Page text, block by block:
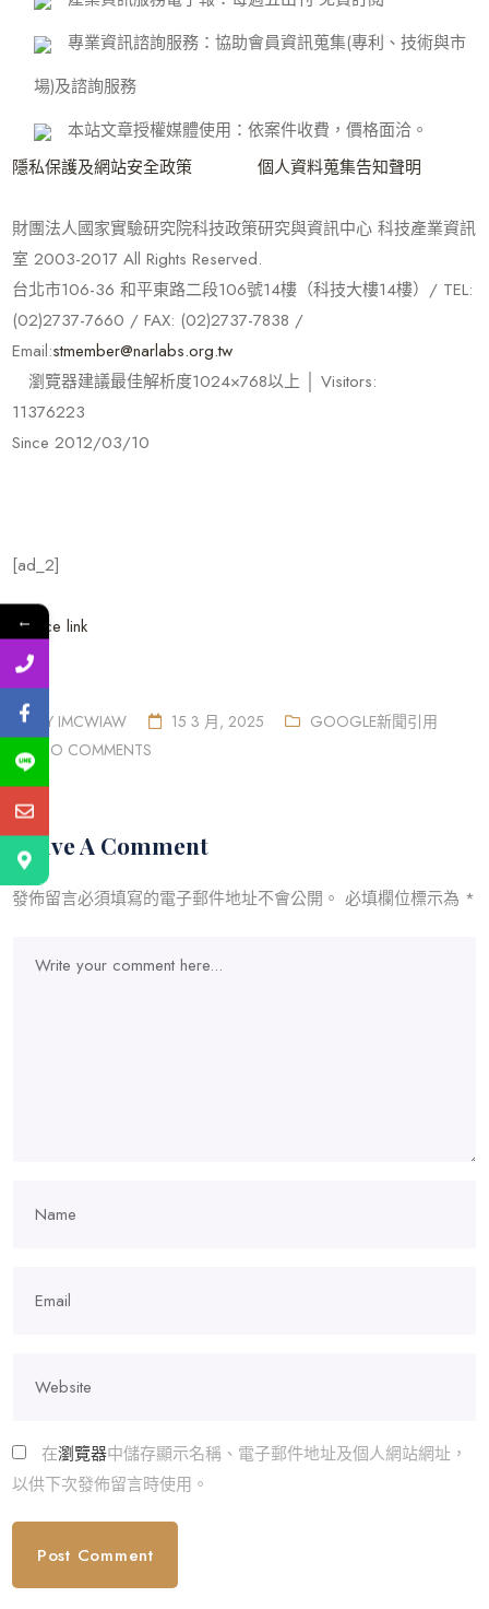
專業資訊諮詢服務 ：協助會員資訊蒐集(專利、技術與市
場)及諮詢服務
本站文章授權媒體使用 ：依案件收費，價格面洽。
隱私保護及網站安全政策
個人資料蒐集告知聲明
財團法人國家實驗研究院科技政策研究與資訊中心 科技產業資訊
室 2003-2017 All Rights Reserved.
台北市106-36 和平東路二段106號14樓（科技大樓14樓）/ TEL:
(02)2737-7660 / FAX: (02)2737-7838 /
Email:stmember@narlabs.org.tw
瀏覽器建議最佳解析度1024×768以上 │ Visitors:
11376223
Since 2012/03/10
[ad_2]
Source link
BY IMCWIAW 15 3 月, 2025
GOOGLE新聞引用
NO COMMENTS
Leave A Comment
發佈留言必須填寫的電子郵件地址不會公開。 必填欄位標示為 *
在瀏覽器中儲存顯示名稱、電子郵件地址及個人網站網址，
以供下次發佈留言時使用。
←